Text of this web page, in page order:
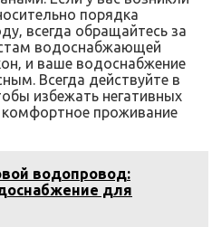
порядка
всегда обращайтесь за
водоснабжающей
и ваше водоснабжение
Всегда действуйте в
избежать негативных
комфортное проживание
водопровод:
для